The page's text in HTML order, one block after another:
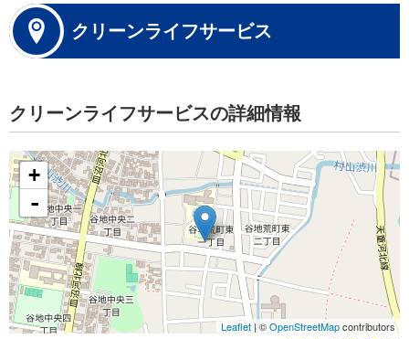
クリーンライフサービス
クリーンライフサービスの詳細情報
+
-
Leaflet | ©OpenStreetMapcontributors